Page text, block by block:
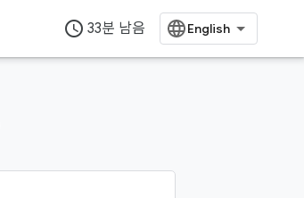
access_time 33분 남음